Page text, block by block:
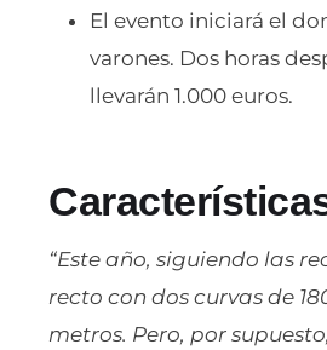
El evento iniciará el
varones. Dos horas
llevarán 1.000 euros.
“Este año, siguiendo las
recto con dos curvas de
metros. Pero, por